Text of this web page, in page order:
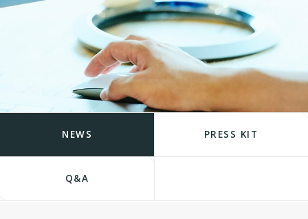
NEWS PRESS KIT
Q&A